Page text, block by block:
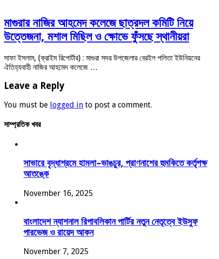
মাগুরার নাজির আহমেদ কলেজে ছাত্রদল কমিটি নিয়ে
উত্তেজনা, মশাল মিছিল ও ক্ষোভে ফুঁসছে স্থানীয়রা
সাফা ইসলাম, (ক্রাইম রিপোর্টার) : মাগুরা সদর উপজেলার বেরইল পলিতা ইউনিয়নের
ঐতিহ্যবাহী নাজির আহমেদ কলেজে …
Leave a Reply
You must be logged in to post a comment.
সাম্প্রতিক খবর
সাভারে বৃদ্ধাশ্রমে হামলা–ভাঙচুর, প্রাণনাশের হুমকিতে কর্তৃপক্ষ
আতঙ্কে
November 16, 2025
বাংলাদেশ ন্যাশনাল রিপাবলিকান পার্টির নতুন নেতৃত্বে ইউসুফ
পারভেজ ও রায়েদ আকন
November 7, 2025